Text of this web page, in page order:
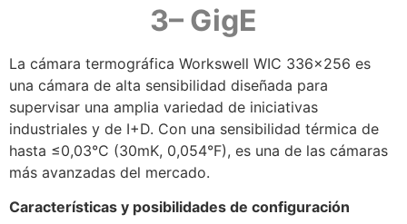
3– GigE
La cámara termográfica Workswell WIC 336×256 es
una cámara de alta sensibilidad diseñada para
supervisar una amplia variedad de iniciativas
industriales y de I+D. Con una sensibilidad térmica de
hasta ≤0,03°C (30mK, 0,054°F), es una de las cámaras
más avanzadas del mercado.
Características y posibilidades de configuración